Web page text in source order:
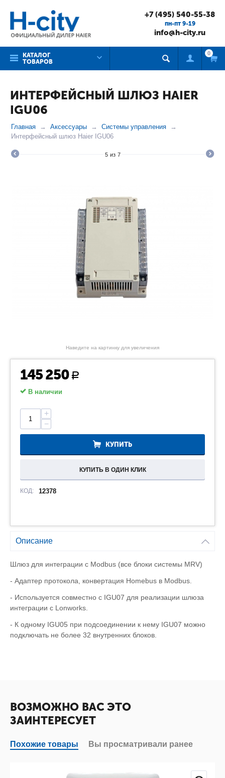
+7 (495) 540-55-38
пн-пт 9-19
info@h-city.ru
КАТАЛОГ
ТОВАРОВ
0
ИНТЕРФЕЙСНЫЙ ШЛЮЗ HAIER
IGU06
Главная Аксессуары
Системы управления
Интерфейсный шлюз Haier IGU06
5 из 7
Наведите на картинку для увеличения
145 250 Р
В наличии
+
−
КУПИТЬ
КУПИТЬ В ОДИН КЛИК
КОД: 12378
Описание
Шлюз для интеграции с Modbus (все блоки системы MRV)
- Адаптер протокола, конвертация Homebus в Modbus.
- Используется совместно с IGU07 для реализации шлюза
интеграции с Lonworks.
- К одному IGU05 при подсоединении к нему IGU07 можно
подключать не более 32 внутренних блоков.
ВОЗМОЖНО ВАС ЭТО
ЗАИНТЕРЕСУЕТ
Похожие товары Вы просматривали ранее